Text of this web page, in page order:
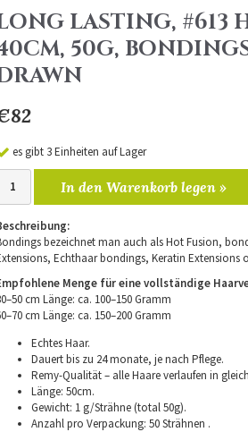
LASTING, #613
50G,
es gibt 3 Einheiten auf Lager
In den Warenkorb legen »
bezeichnet man auch als Hot Fusion,
Echthaar bondings, Keratin Extensions
Menge für eine vollständige
cm Länge: ca. 100–150 Gramm
cm Länge: ca. 150–200 Gramm
Echtes Haar.
Dauert bis zu 24 monate, je nach Pflege.
Remy-Qualität – alle Haare verlaufen in
Länge: 50cm.
Gewicht: 1 g/Strähne (total 50g).
Anzahl pro Verpackung: 50 Strähnen .